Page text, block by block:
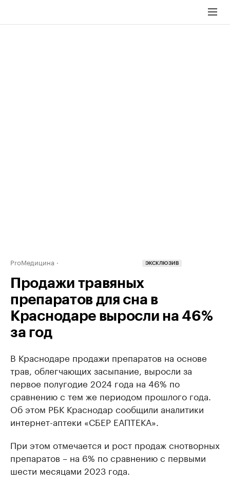
ProМедицина ЭКСКЛЮЗИВ
Продажи травяных
препаратов для сна в
Краснодаре выросли на 46%
за год
В Краснодаре продажи препаратов на основе
трав, облегчающих засыпание, выросли за
первое полугодие 2024 года на 46% по
сравнению с тем же периодом прошлого года.
Об этом РБК Краснодар сообщили аналитики
интернет-аптеки «СБЕР ЕАПТЕКА».
При этом отмечается и рост продаж снотворных
препаратов – на 6% по сравнению с первыми
шести месяцами 2023 года.